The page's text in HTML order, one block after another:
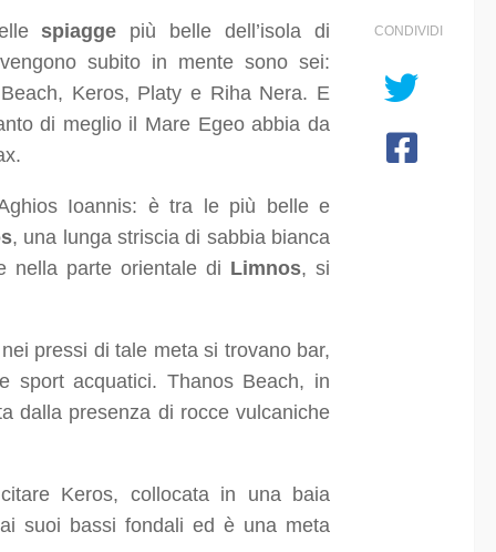
spiagge più belle dell’isola di
subito in mente sono sei:
Keros, Platy e Riha Nera. E
di meglio il Mare Egeo abbia da
Ioannis: è tra le più belle e
, una lunga striscia di sabbia bianca
nella parte orientale di Limnos, si
pressi di tale meta si trovano bar,
sport acquatici. Thanos Beach, in
dalla presenza di rocce vulcaniche
Keros, collocata in una baia
suoi bassi fondali ed è una meta
CONDIVIDI